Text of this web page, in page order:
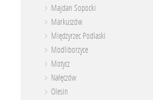
Majdan Sopocki
Markuszów
Międzyrzec Podlaski
Modliborzyce
Motycz
Nałęczów
Olesin